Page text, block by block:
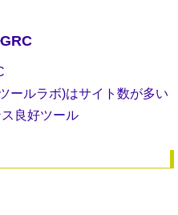
ールラボ)はサイト数が多い
良好ツール